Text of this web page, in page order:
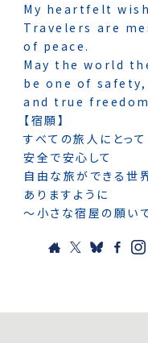
My heartfelt
Travelers are
of peace.
May the world
be one of
and true
【宿願】
すべての旅人にとって
安全で安心して
自由な旅ができる世
ありますように
〜小さな宿屋の願い